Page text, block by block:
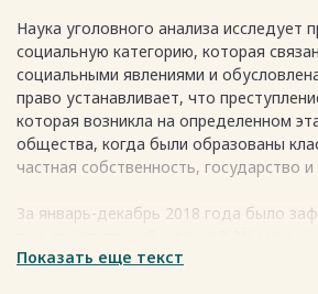
Наука уголовного анализа исследует
социальную категорию, которая
социальными явлениями и
право устанавливает, что
которая возникла на определенном
общества, когда были образованы
частная собственность, государство и
За январь-декабрь 2018 года было
период предыдущего года. Рост
Показать еще текст